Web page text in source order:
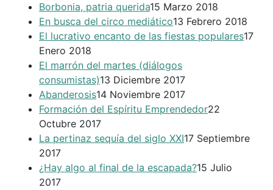
Borbonia, patria querida15 Marzo 2018
En busca del circo mediático13 Febrero 2018
El lucrativo encanto de las fiestas populares17
Enero 2018
El marrón del martes (diálogos
consumistas)13 Diciembre 2017
Abanderosis14 Noviembre 2017
Formación del Espíritu Emprendedor22
Octubre 2017
La pertinaz sequía del siglo XXI17 Septiembre
2017
¿Hay algo al final de la escapada?15 Julio
2017